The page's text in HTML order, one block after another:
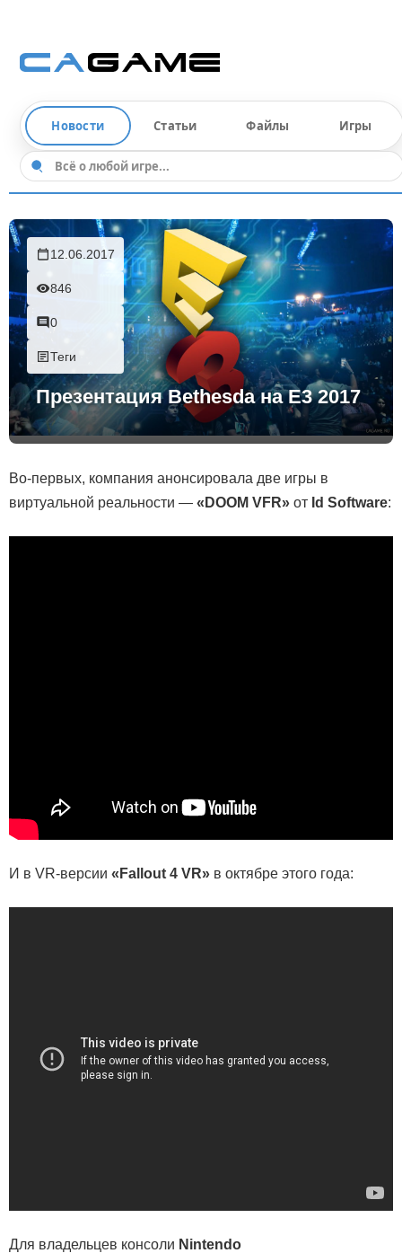
Новости Статьи Файлы Игры
12.06.2017
846
0
Теги
Презентация Bethesda на E3 2017
Во-первых, компания анонсировала две игры в
виртуальной реальности — «DOOM VFR» от Id Software:
И в VR-версии «Fallout 4 VR» в октябре этого года:
Для владельцев консоли Nintendo